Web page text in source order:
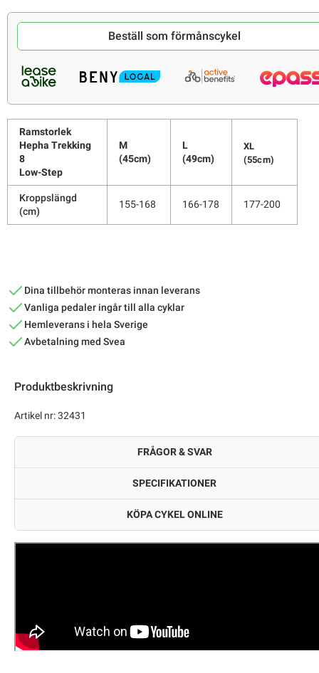
Beställ som förmånscykel
Ramstorlek
Hepha Trekking
8
Low-Step
M
(45cm)
L
(49cm)
XL
(55cm)
Kroppslängd
(cm)
155-168 166-178 177-200
Dina tillbehör monteras innan leverans
Vanliga pedaler ingår till alla cyklar
Hemleverans i hela Sverige
Avbetalning med Svea
Produktbeskrivning
Artikel nr: 32431
FRÅGOR & SVAR
SPECIFIKATIONER
KÖPA CYKEL ONLINE